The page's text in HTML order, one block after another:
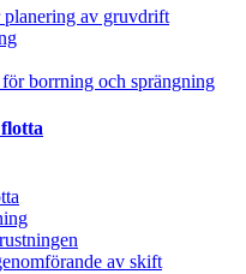
planering av gruvdrift
borrning och sprängning
av skift